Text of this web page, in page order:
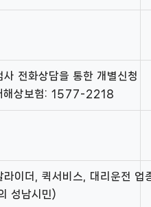
전화상담을 통한 개별신청
해상보험: 1577-2218
이더, 퀵서비스, 대리운전 업
성남시민)